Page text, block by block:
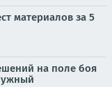
материалов за 5
на поле боя